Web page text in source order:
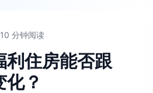
10 分钟阅读
利住房能否跟
化？